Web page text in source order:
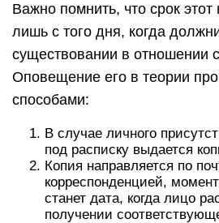
Важно помнить, что срок этот
лишь с того дня, когда
существовании в отношении
Оповещение его в теории
способами:
В случае личного
под расписку выдается
Копия направляется по
корреспонденцией,
станет дата, когда лицо
получении